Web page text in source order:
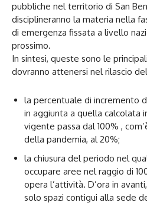
pubbliche nel territorio di San
disciplineranno la materia nella
di emergenza fissata a livello
prossimo.
In sintesi, queste sono le
dovranno attenersi nel rilascio
la percentuale di incremento
in aggiunta a quella calcolata
vigente passa dal 100% ,
della pandemia, al 20%;
la chiusura del periodo nel
occupare aree nel raggio di
opera l’attività. D’ora in
solo spazi contigui alla sede